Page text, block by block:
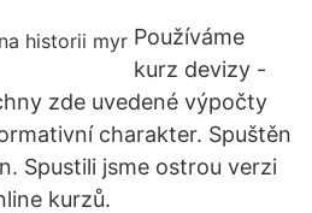
Používáme
kurz devizy -
zde uvedené výpočty
charakter. Spuštěn
Spustili jsme ostrou verzi
kurzů.